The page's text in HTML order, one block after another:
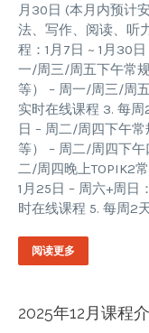
月30日 (本月内预计
法、写作、阅读、听
程：1月7日 ~ 1月30
一/周三/周五下午常
等） – 周一/周三/周
实时在线课程 3. 每
日 – 周二/周四下午
等） – 周二/周四下
二/周四晚上TOPIK2
1月25日 – 周六+周日
时在线课程 5. 每周2
阅读更多
2025年12月课程